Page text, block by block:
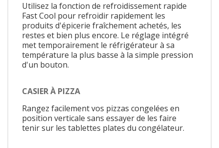
Utilisez la fonction de refroidissement rapide
Fast Cool pour refroidir rapidement les
produits d'épicerie fraîchement achetés, les
restes et bien plus encore. Le réglage intégré
met temporairement le réfrigérateur à sa
température la plus basse à la simple pression
d'un bouton.
CASIER À PIZZA
Rangez facilement vos pizzas congelées en
position verticale sans essayer de les faire
tenir sur les tablettes plates du congélateur.